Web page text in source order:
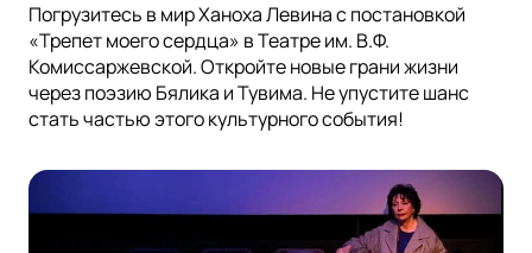
Погрузитесь в мир Ханоха Левина с постановкой
«Трепет моего сердца» в Театре им. В.Ф.
Комиссаржевской. Откройте новые грани жизни
через поэзию Бялика и Тувима. Не упустите шанс
стать частью этого культурного события!